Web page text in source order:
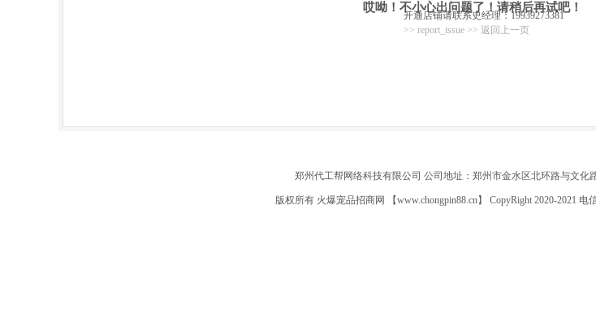
哎呦！不小心出问题了！请稍后再试吧！
开通店铺请联系史经理：19939273381
>> report_issue >> 返回上一页
郑州代工帮网络科技有限公司 公司地址：郑州市金水区北环路与文化
版权所有 火爆宠品招商网 【www.chongpin88.cn】 CopyRight 2020-2021 电